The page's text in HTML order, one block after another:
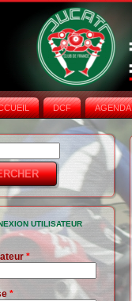
DCF AGENDA
de
UTILISATEUR
*
*